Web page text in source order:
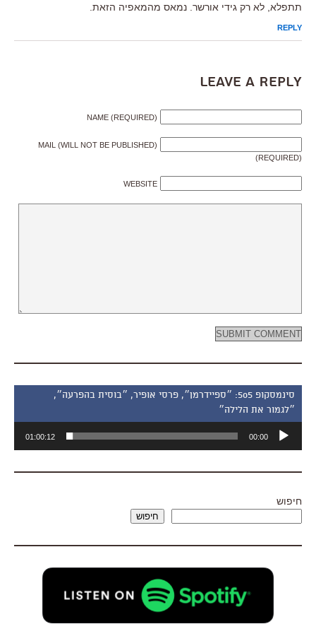
תתפלא, לא רק גידי אורשר. נמאס מהמאפיה הזאת.
REPLY
Leave a Reply
NAME (REQUIRED)
MAIL (WILL NOT BE PUBLISHED)
(REQUIRED)
WEBSITE
סינמסקופ 505: ״ספיידרמן״, פרסי אופיר, ״בוסית בהפרעה״,
״לגמור את הלילה״
אודיו
00:00
01:00:12
חיפוש
חיפוש